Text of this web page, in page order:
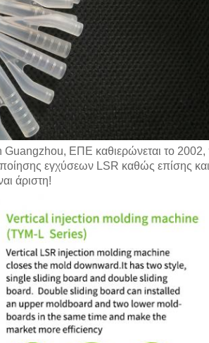
ΕΠΕ καθιερώνεται το 2002,
εγχύσεων LSR καθώς επίσης
άριστη!